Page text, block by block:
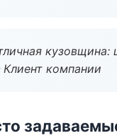
кузовщина:
компании